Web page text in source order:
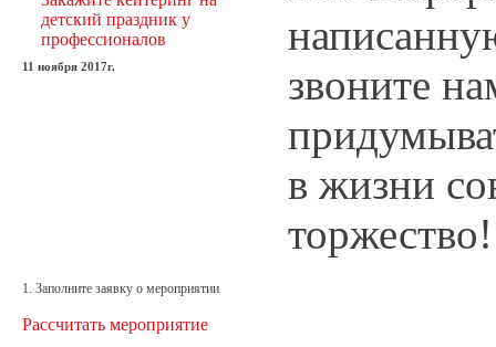
звоните
в жизни
детский праздник у
профессионалов
11 ноября 2017г.
1. Заполните заявку о мероприятии
Рассчитать мероприятие